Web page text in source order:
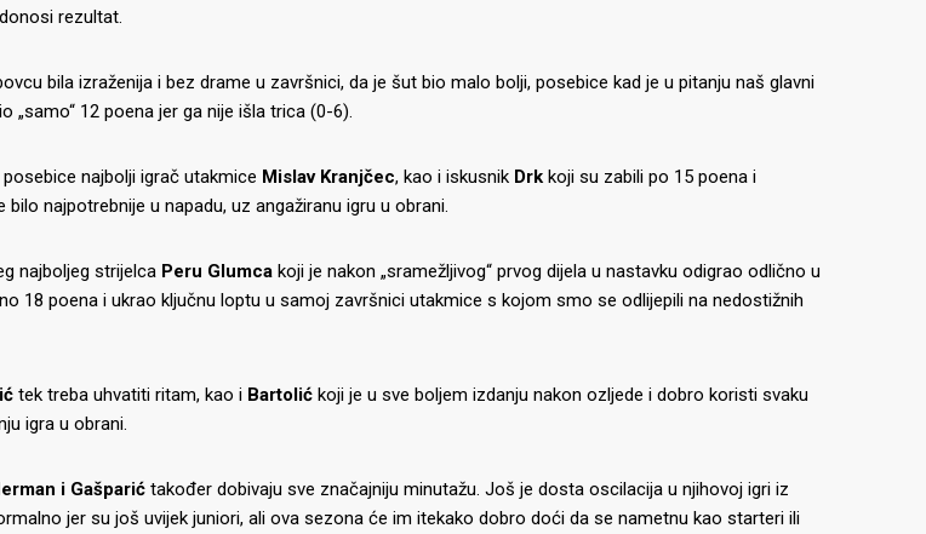
rezultat.
bila izraženija i bez drame u završnici, da je šut bio malo bolji, posebice kad je u pitanju naš glavni
„samo“ 12 poena jer ga nije išla trica (0-6).
najbolji igrač utakmice Mislav Kranjčec, kao i iskusnik Drk koji su zabili po 15 poena i
najpotrebnije u napadu, uz angažiranu igru u obrani.
najboljeg strijelca Peru Glumca koji je nakon „sramežljivog“ prvog dijela u nastavku odigrao odlično u
18 poena i ukrao ključnu loptu u samoj završnici utakmice s kojom smo se odlijepili na nedostižnih
tek treba uhvatiti ritam, kao i Bartolić koji je u sve boljem izdanju nakon ozljede i dobro koristi svaku
igra u obrani.
i Gašparić također dobivaju sve značajniju minutažu. Još je dosta oscilacija u njihovoj igri iz
jer su još uvijek juniori, ali ova sezona će im itekako dobro doći da se nametnu kao starteri ili